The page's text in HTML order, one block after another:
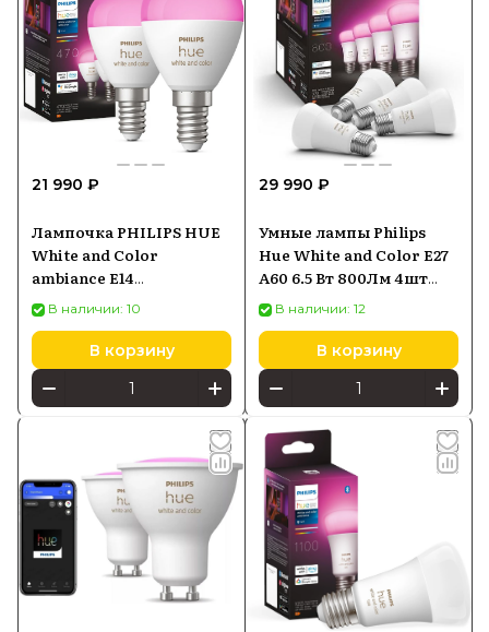
21 990 ₽
Лампочка PHILIPS HUE
White and Color
ambiance E14
929003573602
В наличии: 10
В корзину
29 990 ₽
Умные лампы Philips
Hue White and Color E27
A60 6.5 Вт 800Лм 4шт
(929002489604)
В наличии: 12
В корзину